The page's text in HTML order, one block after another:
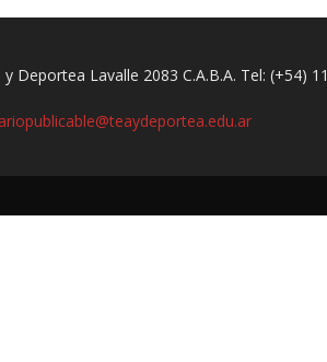
Deportea Lavalle 2083 C.A.B.A. Tel: (+54) 11